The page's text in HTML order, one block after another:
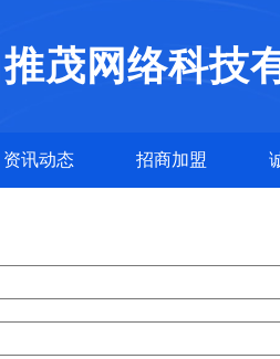
茂网络科技
资讯动态 招商加盟